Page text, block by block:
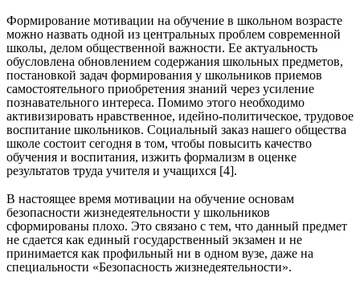
Формирование мотивации на обучение в школьном возрасте
можно назвать одной из центральных проблем современной
школы, делом общественной важности. Ее актуальность
обусловлена обновлением содержания школьных предметов,
постановкой задач формирования у школьников приемов
самостоятельного приобретения знаний через усиление
познавательного интереса. Помимо этого необходимо
активизировать нравственное, идейно-политическое, трудовое
воспитание школьников. Социальный заказ нашего общества
школе состоит сегодня в том, чтобы повысить качество
обучения и воспитания, изжить формализм в оценке
результатов труда учителя и учащихся [4].
В настоящее время мотивации на обучение основам
безопасности жизнедеятельности у школьников
сформированы плохо. Это связано с тем, что данный предмет
не сдается как единый государственный экзамен и не
принимается как профильный ни в одном вузе, даже на
специальности «Безопасность жизнедеятельности».